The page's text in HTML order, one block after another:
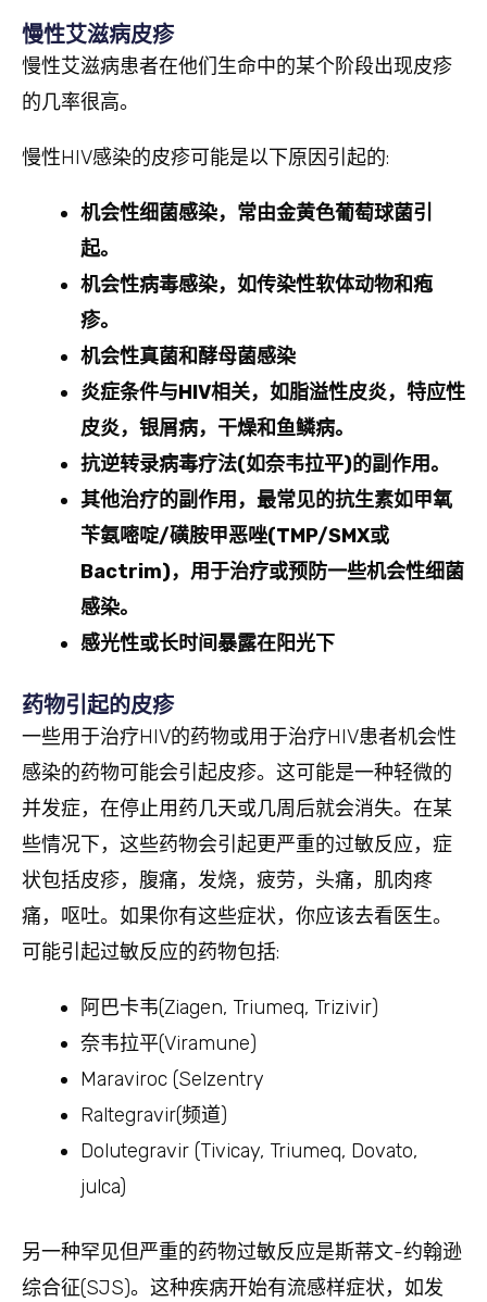
慢性艾滋病皮疹
慢性艾滋病患者在他们生命中的某个阶段出现皮疹
的几率很高。
慢性HIV感染的皮疹可能是以下原因引起的:
机会性细菌感染，常由金黄色葡萄球菌引
起。
机会性病毒感染，如传染性软体动物和疱
疹。
机会性真菌和酵母菌感染
炎症条件与HIV相关，如脂溢性皮炎，特应性
皮炎，银屑病，干燥和鱼鳞病。
抗逆转录病毒疗法(如奈韦拉平)的副作用。
其他治疗的副作用，最常见的抗生素如甲氧
苄氨嘧啶/磺胺甲恶唑(TMP/SMX或
Bactrim)，用于治疗或预防一些机会性细菌
感染。
感光性或长时间暴露在阳光下
药物引起的皮疹
一些用于治疗HIV的药物或用于治疗HIV患者机会性
感染的药物可能会引起皮疹。这可能是一种轻微的
并发症，在停止用药几天或几周后就会消失。在某
些情况下，这些药物会引起更严重的过敏反应，症
状包括皮疹，腹痛，发烧，疲劳，头痛，肌肉疼
痛，呕吐。如果你有这些症状，你应该去看医生。
可能引起过敏反应的药物包括:
阿巴卡韦(Ziagen, Triumeq, Trizivir)
奈韦拉平(Viramune)
Maraviroc (Selzentry
Raltegravir(频道)
Dolutegravir (Tivicay, Triumeq, Dovato,
julca)
另一种罕见但严重的药物过敏反应是斯蒂文-约翰逊
综合征(SJS)。这种疾病开始有流感样症状，如发